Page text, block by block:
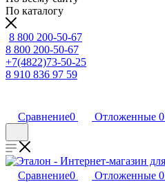
По каталогу
8 800 200-50-67
8 800 200-50-67
+7(4822)73-50-25
8 910 836 97 59
Сравнение0 Отложенные 0
Сравнение0 Отложенные 0